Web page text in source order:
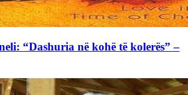
“Dashuria në kohë të kolerës” –